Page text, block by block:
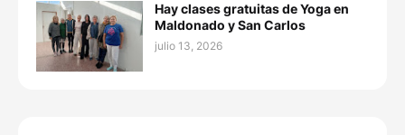
Hay clases gratuitas de Yoga en
Maldonado y San Carlos
julio 13, 2026